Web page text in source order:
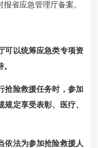
省应急管理厅备案。
以统筹应急类专项资
。
险救援任务时，参加
定享受表彰、医疗、
法为参加抢险救援人